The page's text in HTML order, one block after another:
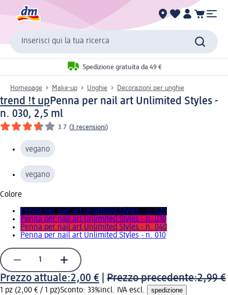
Inserisci qui la tua ricerca
Spedizione gratuita da 49 €
Homepage Make-up Unghie Decorazioni per unghie
trend !t upPenna per nail art Unlimited Styles -
n. 030, 2,5 ml
3.7 (3 recensioni)
vegano
vegano
Colore
Penna per nail art Unlimited Styles - n. 020
Penna per nail art Unlimited Styles - n. 030
Penna per nail art Unlimited Styles - n. 040
Penna per nail art Unlimited Styles - n. 010
Prezzo attuale:2,00 € Prezzo precedente:2,99 €
1 pz (2,00 € / 1 pz)Sconto: 33%incl. IVA escl. spedizione